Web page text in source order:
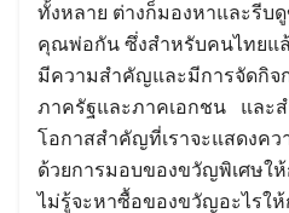
ทั้งหลาย ต่างก็มองหาและรีบ
คุณพ่อกัน ซึ่งสำหรับคนไทยแ
มีความสำคัญและมีการจัดกิจ
ภาครัฐและภาคเอกชน และส
โอกาสสำคัญที่เราจะแสดงค
ด้วยการมอบของขวัญพิเศษใ
ไม่รู้จะหาซื้อของขวัญอะไรใ